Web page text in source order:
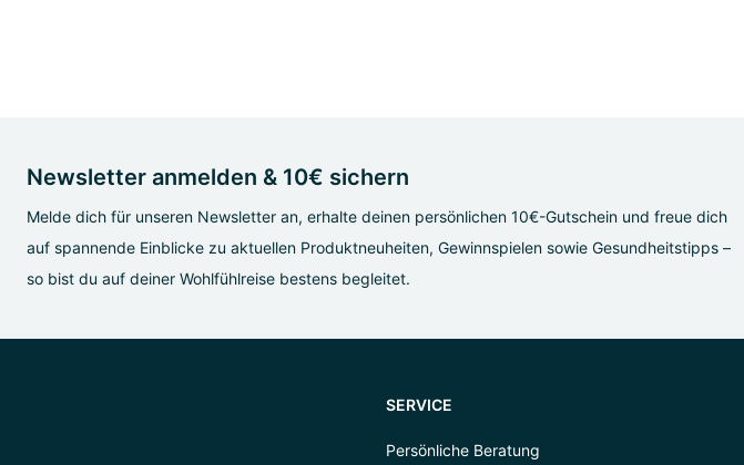
Newsletter anmelden & 10€ sichern
Melde dich für unseren Newsletter an, erhalte deinen persönlichen 10€-Gutschein und freue dich
auf spannende Einblicke zu aktuellen Produktneuheiten, Gewinnspielen sowie Gesundheitstipps –
so bist du auf deiner Wohlfühlreise bestens begleitet.
SERVICE
Persönliche Beratung